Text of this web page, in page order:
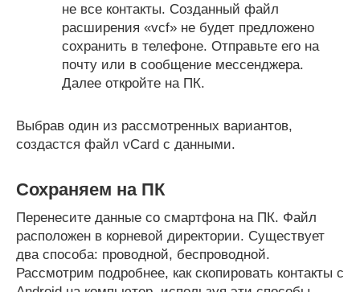
не все контакты. Созданный файл
расширения «vcf» не будет предложено
сохранить в телефоне. Отправьте его на
почту или в сообщение мессенджера.
Далее откройте на ПК.
Выбрав один из рассмотренных вариантов,
создастся файл vCard с данными.
Сохраняем на ПК
Перенесите данные со смартфона на ПК. Файл
расположен в корневой директории. Существует
два способа: проводной, беспроводной.
Рассмотрим подробнее, как скопировать контакты с